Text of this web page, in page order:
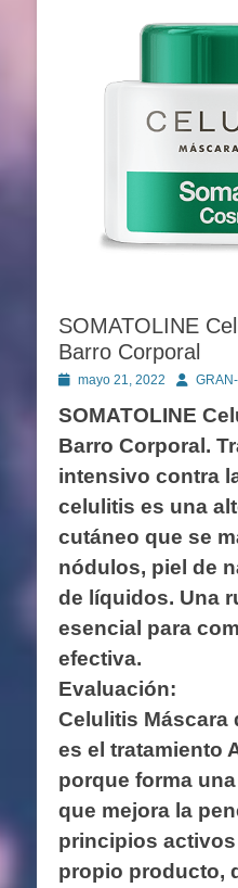
SOMATOLINE
Barro Corporal
Publicado
mayo 21, 2022 Autor
SOMATOLINE
Barro Corporal.
intensivo contra
celulitis es una
cutáneo que se
nódulos, piel de
de líquidos. Una
esencial para
efectiva.
Evaluación:
Celulitis Máscara
es el tratamiento
porque forma
que mejora la
principios
propio producto,